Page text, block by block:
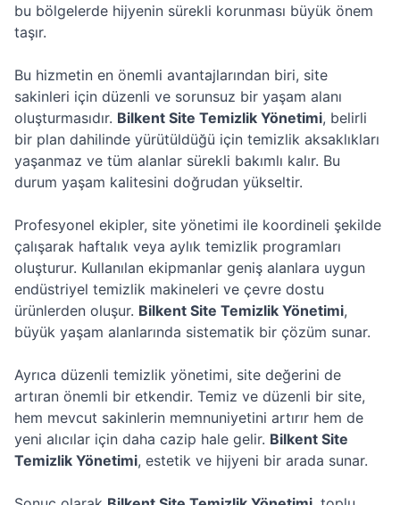
bu bölgelerde hijyenin sürekli korunması büyük önem
taşır.
Bu hizmetin en önemli avantajlarından biri, site
sakinleri için düzenli ve sorunsuz bir yaşam alanı
oluşturmasıdır. Bilkent Site Temizlik Yönetimi, belirli
bir plan dahilinde yürütüldüğü için temizlik aksaklıkları
yaşanmaz ve tüm alanlar sürekli bakımlı kalır. Bu
durum yaşam kalitesini doğrudan yükseltir.
Profesyonel ekipler, site yönetimi ile koordineli şekilde
çalışarak haftalık veya aylık temizlik programları
oluşturur. Kullanılan ekipmanlar geniş alanlara uygun
endüstriyel temizlik makineleri ve çevre dostu
ürünlerden oluşur. Bilkent Site Temizlik Yönetimi,
büyük yaşam alanlarında sistematik bir çözüm sunar.
Ayrıca düzenli temizlik yönetimi, site değerini de
artıran önemli bir etkendir. Temiz ve düzenli bir site,
hem mevcut sakinlerin memnuniyetini artırır hem de
yeni alıcılar için daha cazip hale gelir. Bilkent Site
Temizlik Yönetimi, estetik ve hijyeni bir arada sunar.